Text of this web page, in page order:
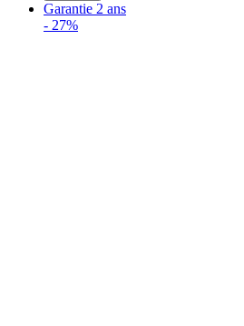
Garantie 2 ans
- 27%